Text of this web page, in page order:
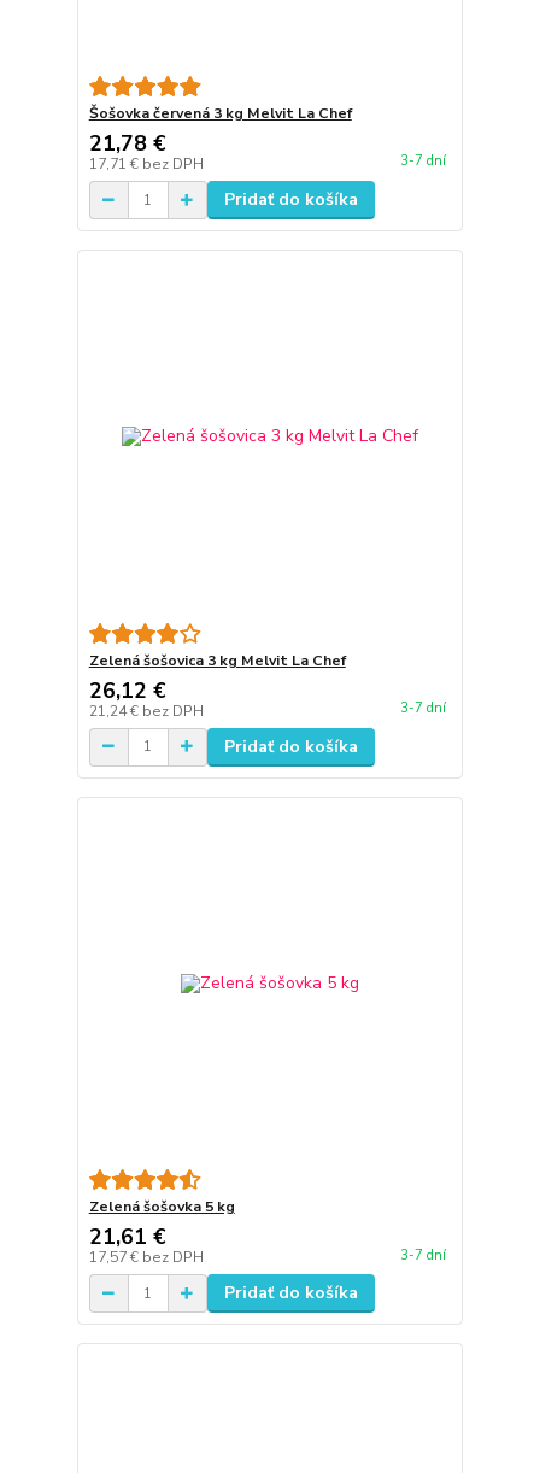
Šošovka červená 3 kg Melvit La Chef
21,78 €
17,71 € bez DPH 3-7 dní
Pridať do košíka
Zelená šošovica 3 kg Melvit La Chef
26,12 €
21,24 € bez DPH 3-7 dní
Pridať do košíka
Zelená šošovka 5 kg
21,61 €
17,57 € bez DPH 3-7 dní
Pridať do košíka